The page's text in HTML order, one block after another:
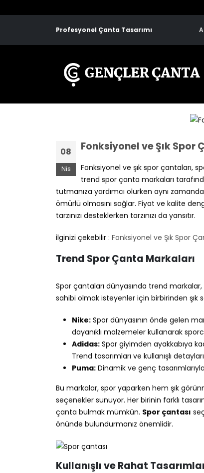
Profesyonel Çanta Tasarımı
08
Nis
Fonksiyonel ve Şık Spor
Fonksiyonel ve şık spor çantaları,
trend spor çanta markaları
tutmanıza yardımcı olurken aynı zamanda
ömürlü olmasını sağlar. Fiyat ve kalite
tarzınızı desteklerken tarzınızı da yansıtır.
ilginizi çekebilir : Fonksiyonel ve Şık Spor
Trend Spor Çanta Markaları
Spor çantaları dünyasında trend
sahibi olmak isteyenler için birbirinden şık
Nike: Spor dünyasının önde gelen
dayanıklı malzemeler kullanarak
Adidas: Spor giyimden ayakkabıya
Trend tasarımları ve kullanışlı
Puma: Dinamik ve genç
Bu markalar, spor yaparken hem şık
seçenekler sunuyor. Her birinin farklı
çanta bulmak mümkün. Spor çantası
önünde bulundurmanız önemlidir.
Kullanışlı ve Rahat